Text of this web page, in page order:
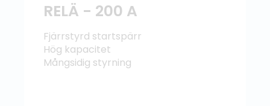
RELÄ - 200 A
Fjärrstyrd startspärr
Hög kapacitet
Mångsidig styrning